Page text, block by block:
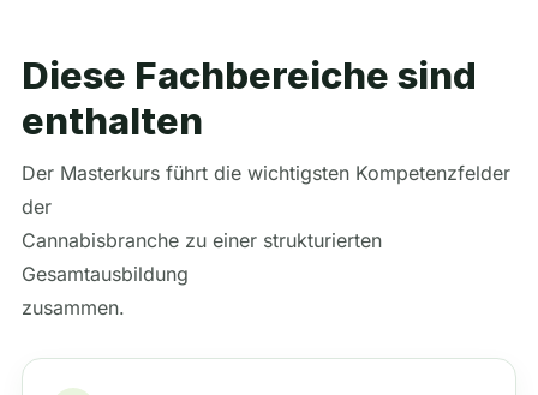
Diese Fachbereiche sind
enthalten
Der Masterkurs führt die wichtigsten Kompetenzfelder
der
Cannabisbranche zu einer strukturierten
Gesamtausbildung
zusammen.